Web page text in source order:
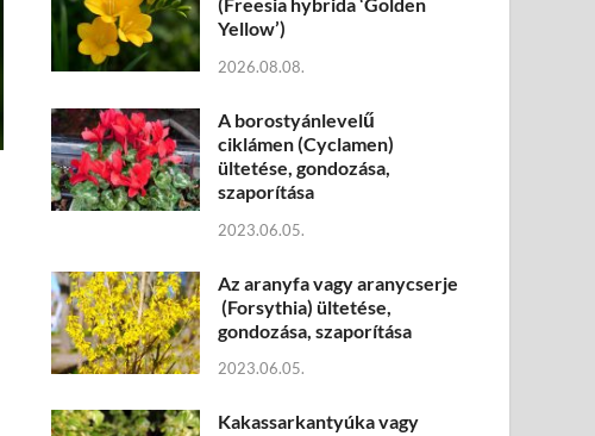
Yellow’)
2026.08.08.
A borostyánlevelű
ciklámen (Cyclamen)
ültetése, gondozása,
szaporítása
2023.06.05.
Az aranyfa vagy aranycserje
(Forsythia) ültetése,
gondozása, szaporítása
2023.06.05.
Kakassarkantyúka vagy